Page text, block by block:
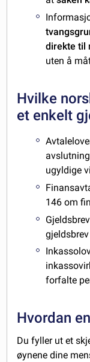
direkte til
uten å
Hvilke
et enkelt
ugyldige
146 om
gjeldsbrev
forfalte
Hvordan
Du fyller ut et
øynene dine